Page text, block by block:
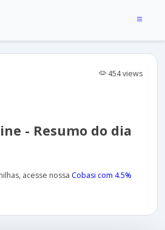
454 views
- Resumo do dia
acesse nossa Cobasi com 4.5%